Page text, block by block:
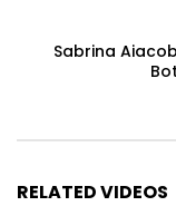
Sabrina
RELATED VIDEOS